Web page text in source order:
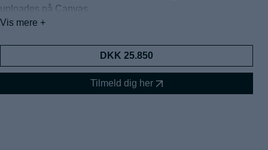
Vis mere +
uploades på Canvas.
Du sætter blot X i forplejning på din tilmelding.
Prisen er kr. 240,- pr. dag ekskl. moms
DKK 25.850
Tilmeld dig her